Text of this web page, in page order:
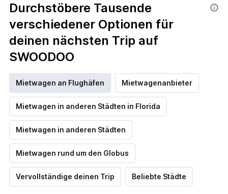
Durchstöbere Tausende
verschiedener Optionen für
deinen nächsten Trip auf
SWOODOO
Mietwagen an Flughäfen Mietwagenanbieter
Mietwagen in anderen Städten in Florida
Mietwagen in anderen Städten
Mietwagen rund um den Globus
Vervollständige deinen Trip Beliebte Städte